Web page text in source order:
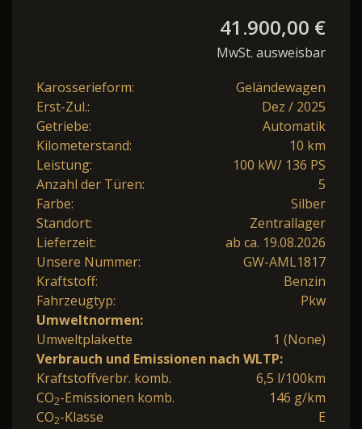
41.900,00 €
MwSt. ausweisbar
Karosserieform:
Geländewagen
Erst-Zul.:
Dez / 2025
Getriebe:
Automatik
Kilometerstand:
10 km
Leistung:
100 kW/ 136 PS
Anzahl der Türen:
5
Farbe:
Silber
Standort:
Zentrallager
Lieferzeit:
ab ca. 19.08.2026
Unsere Nummer:
GW-AML1817
Kraftstoff:
Benzin
Fahrzeugtyp:
Pkw
Umweltnormen:
Umweltplakette
1 (None)
Verbrauch und Emissionen nach WLTP:
Kraftstoffverbr. komb.
6,5 l/100km
CO2-Emissionen komb.
146 g/km
CO2-Klasse E